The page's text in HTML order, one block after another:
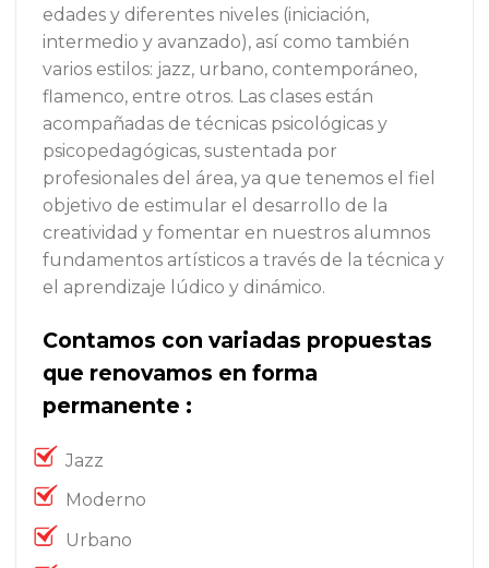
edades y diferentes niveles (iniciación,
intermedio y avanzado), así como también
varios estilos: jazz, urbano, contemporáneo,
flamenco, entre otros. Las clases están
acompañadas de técnicas psicológicas y
psicopedagógicas, sustentada por
profesionales del área, ya que tenemos el fiel
objetivo de estimular el desarrollo de la
creatividad y fomentar en nuestros alumnos
fundamentos artísticos a través de la técnica y
el aprendizaje lúdico y dinámico.
Contamos con variadas propuestas
que renovamos en forma
permanente :
Jazz
Moderno
Urbano